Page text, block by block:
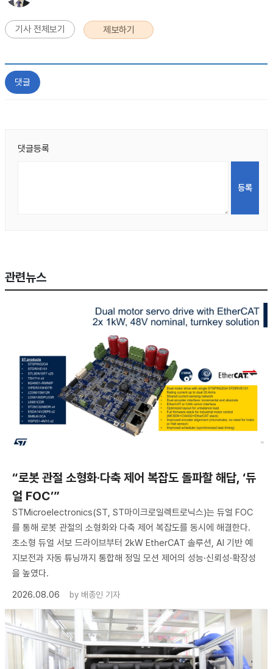
기사 전체보기 제보하기
댓글
댓글등록
관련뉴스
“로봇 관절 소형화·다축 제어 복잡도 돌파할 해답, ‘듀
얼 FOC’”
STMicroelectronics(ST, ST마이크로일렉트로닉스)는 듀얼 FOC
를 통해 로봇 관절의 소형화와 다축 제어 복잡도를 동시에 해결한다.
초소형 듀얼 서보 드라이브부터 2kW EtherCAT 솔루션, AI 기반 예
지보전과 자동 튜닝까지 통합해 정밀 모션 제어의 성능·신뢰성·확장성
을 높였다.
2026.08.06
by 배종인 기자